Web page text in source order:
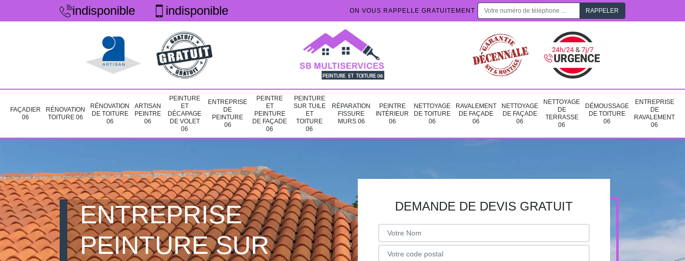
indisponible indisponible ON VOUS RAPPELLE GRATUITEMENT
FAÇADIER
06
RÉNOVATION
TOITURE 06
RÉNOVATION
DE TOITURE
06
ARTISAN
PEINTRE
06
PEINTURE
ET
DÉCAPAGE
DE VOLET
06
ENTREPRISE
DE
PEINTURE
06
PEINTRE
ET
PEINTURE
DE FAÇADE
06
PEINTURE
SUR TUILE
ET
TOITURE
06
RÉPARATION
FISSURE
MURS 06
PEINTRE
INTÉRIEUR
06
NETTOYAGE
DE TOITURE
06
RAVALEMENT
DE FAÇADE
06
NETTOYAGE
DE FAÇADE
06
NETTOYAGE
DE
TERRASSE
06
DÉMOUSSAGE
DE TOITURE
06
ENTREPRISE
DE
RAVALEMENT
06
ENTREPRISE
PEINTURE SUR
DEMANDE DE DEVIS GRATUIT